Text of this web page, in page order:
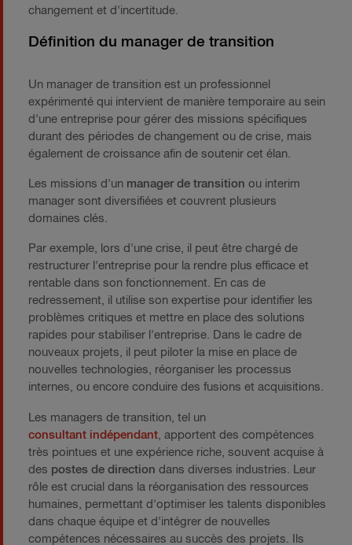
changement et d'incertitude.
Définition du manager de transition
Un manager de transition est un professionnel
expérimenté qui intervient de manière temporaire au sein
d'une entreprise pour gérer des missions spécifiques
durant des périodes de changement ou de crise, mais
également de croissance afin de soutenir cet élan.
Les missions d'un manager de transition ou interim
manager sont diversifiées et couvrent plusieurs
domaines clés.
Par exemple, lors d'une crise, il peut être chargé de
restructurer l'entreprise pour la rendre plus efficace et
rentable dans son fonctionnement. En cas de
redressement, il utilise son expertise pour identifier les
problèmes critiques et mettre en place des solutions
rapides pour stabiliser l'entreprise. Dans le cadre de
nouveaux projets, il peut piloter la mise en place de
nouvelles technologies, réorganiser les processus
internes, ou encore conduire des fusions et acquisitions.
Les managers de transition, tel un
consultant indépendant , apportent des compétences
très pointues et une expérience riche, souvent acquise à
des postes de direction dans diverses industries. Leur
rôle est crucial dans la réorganisation des ressources
humaines, permettant d'optimiser les talents disponibles
dans chaque équipe et d'intégrer de nouvelles
compétences nécessaires au succès des projets. Ils